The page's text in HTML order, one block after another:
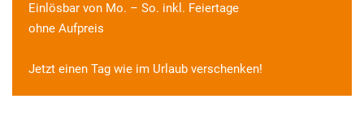
Einlösbar von Mo. – So. inkl. Feiertage
ohne Aufpreis
Jetzt einen Tag wie im Urlaub verschenken!